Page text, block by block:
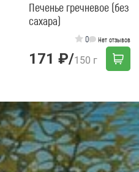
Печенье гречневое (без
сахара)
0 Нет отзывов
171 ₽/150 г